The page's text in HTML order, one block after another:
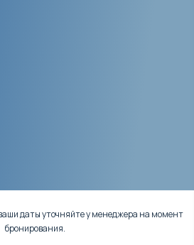
даты уточняйте у менеджера на момент
бронирования.